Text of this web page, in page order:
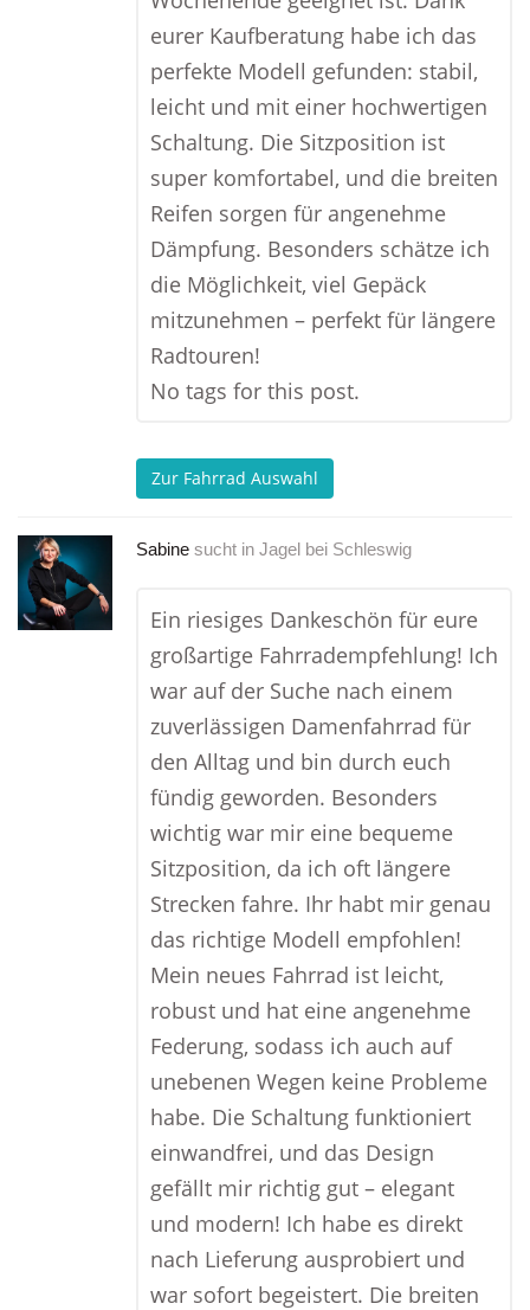
eurer Kaufberatung habe ich das
perfekte Modell gefunden: stabil,
leicht und mit einer hochwertigen
Schaltung. Die Sitzposition ist
super komfortabel, und die breiten
Reifen sorgen für angenehme
Dämpfung. Besonders schätze ich
die Möglichkeit, viel Gepäck
mitzunehmen – perfekt für längere
Radtouren!
No tags for this post.
Zur Fahrrad Auswahl
Sabine sucht in Jagel bei Schleswig
Ein riesiges Dankeschön für eure
großartige Fahrradempfehlung! Ich
war auf der Suche nach einem
zuverlässigen Damenfahrrad für
den Alltag und bin durch euch
fündig geworden. Besonders
wichtig war mir eine bequeme
Sitzposition, da ich oft längere
Strecken fahre. Ihr habt mir genau
das richtige Modell empfohlen!
Mein neues Fahrrad ist leicht,
robust und hat eine angenehme
Federung, sodass ich auch auf
unebenen Wegen keine Probleme
habe. Die Schaltung funktioniert
einwandfrei, und das Design
gefällt mir richtig gut – elegant
und modern! Ich habe es direkt
nach Lieferung ausprobiert und
war sofort begeistert. Die breiten